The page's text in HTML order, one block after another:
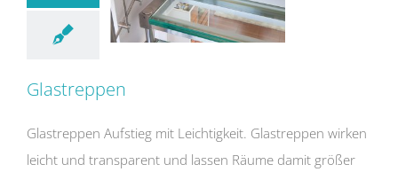
Glastreppen
Glastreppen Aufstieg mit Leichtigkeit. Glastreppen wirken
leicht und transparent und lassen Räume damit größer